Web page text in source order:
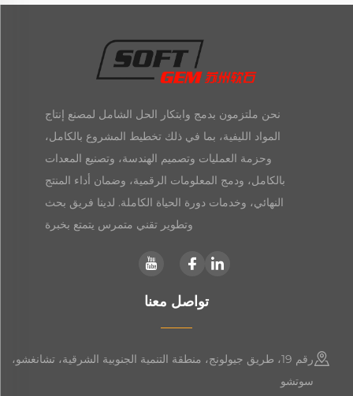
نحن ملتزمون بدمج وابتكار الحل الشامل لمصنع إنتاج
المواد الليفية، بما في ذلك تخطيط المشروع بالكامل،
وحزمة العمليات وتصميم الهندسة، وتصنيع المعدات
بالكامل، ودمج المعلومات الرقمية، وضمان أداء المنتج
النهائي، وخدمات دورة الحياة الكاملة. لدينا فريق بحث
وتطوير تقني متمرس يتمتع بخبرة
تواصل معنا
رقم 19، طريق جيولونج، منطقة التنمية الجنوبية الشرقية، تشانغشو،
سوتشو